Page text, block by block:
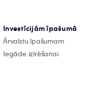
Investīcijām īpašumā
Ārvalstu īpašumam
Iegāde izīrēšanai